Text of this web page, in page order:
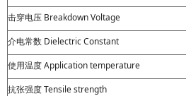
击穿电压 Breakdown Voltage
介电常数 Dielectric Constant
使用温度 Application temperature
抗张强度 Tensile strength